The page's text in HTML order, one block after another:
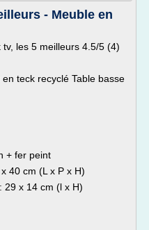
- Meuble en
les 5 meilleurs 4.5/5 (4)
teck recyclé Table basse
+ fer peint
40 cm (L x P x H)
29 x 14 cm (l x H)